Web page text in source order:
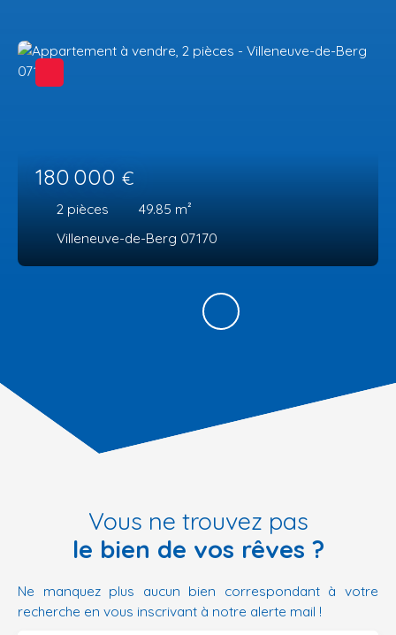
180 000 €
2 pièces 49.85 m²
Villeneuve-de-Berg 07170
Vous ne trouvez pas
le bien de vos rêves ?
Ne manquez plus aucun bien correspondant à votre
recherche en vous inscrivant à notre alerte mail !